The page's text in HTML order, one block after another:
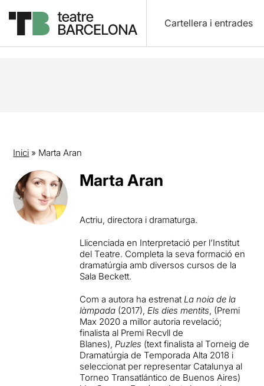
Cartellera i entrades
Inici » Marta Aran
Marta Aran
Actriu, directora i dramaturga.
Llicenciada en Interpretació per l’Institut
del Teatre. Completa la seva formació en
dramatúrgia amb diversos cursos de la
Sala Beckett.
Com a autora ha estrenatLa noia de la
làmpada (2017),Els dies mentits, (Premi
Max 2020 a millor autoria revelació;
finalista al Premi Recvll de
Blanes),Puzles (text finalista al Torneig de
Dramatúrgia de Temporada Alta 2018 i
seleccionat per representar Catalunya al
Torneo Transatlántico de Buenos Aires)